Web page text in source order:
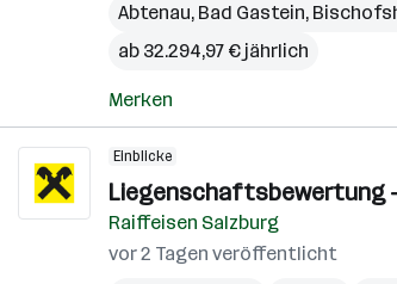
Abtenau, Bad Gastein,
ab 32.294,97 € jährlich
Merken
Einblicke
Liegenschaftsbewertung
Raiffeisen Salzburg
vor 2 Tagen veröffentlicht